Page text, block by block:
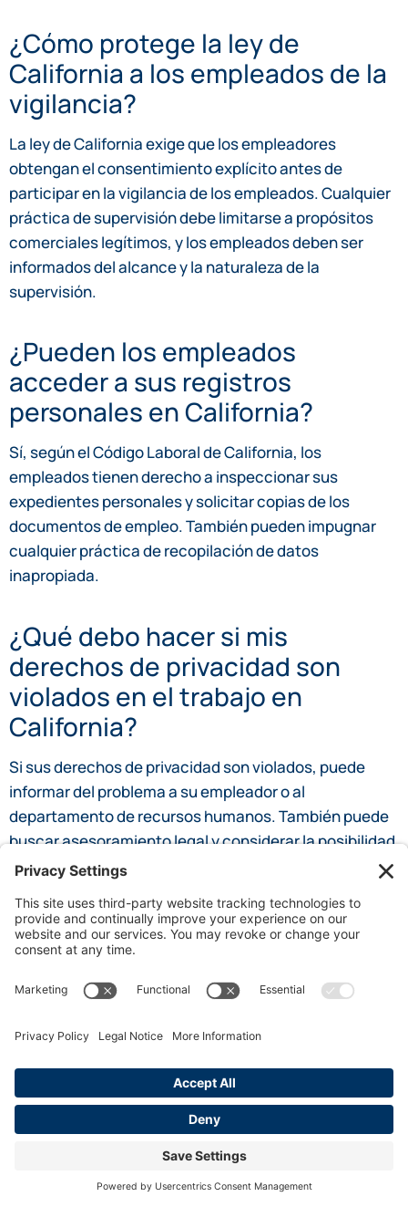
¿Cómo protege la ley de
California a los empleados de la
vigilancia?
La ley de California exige que los empleadores
obtengan el consentimiento explícito antes de
participar en la vigilancia de los empleados. Cualquier
práctica de supervisión debe limitarse a propósitos
comerciales legítimos, y los empleados deben ser
informados del alcance y la naturaleza de la
supervisión.
¿Pueden los empleados
acceder a sus registros
personales en California?
Sí, según el Código Laboral de California, los
empleados tienen derecho a inspeccionar sus
expedientes personales y solicitar copias de los
documentos de empleo. También pueden impugnar
cualquier práctica de recopilación de datos
inapropiada.
¿Qué debo hacer si mis
derechos de privacidad son
violados en el trabajo en
California?
Si sus derechos de privacidad son violados, puede
informar del problema a su empleador o al
departamento de recursos humanos. También puede
buscar asesoramiento legal y considerar la posibilidad
de presentar una queja ante el
valer sus derechos.
Recomendado
Comprensión de la sanción por tiempo de espera
Abogados laborales en casos de despido
improcedente en California
Leyes de descanso en California: Conozca sus
derechos en el lugar de trabajo